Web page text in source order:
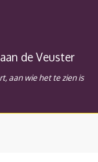
de Veuster
aan wie het te zien is